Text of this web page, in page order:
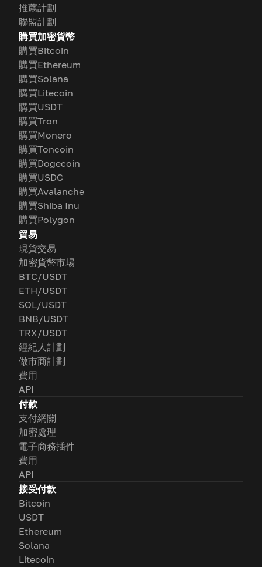
推薦計劃
聯盟計劃
購買加密貨幣
購買Bitcoin
購買Ethereum
購買Solana
購買Litecoin
購買USDT
購買Tron
購買Monero
購買Toncoin
購買Dogecoin
購買USDC
購買Avalanche
購買Shiba Inu
購買Polygon
貿易
現貨交易
加密貨幣市場
BTC/USDT
ETH/USDT
SOL/USDT
BNB/USDT
TRX/USDT
經紀人計劃
做市商計劃
費用
API
付款
支付網關
加密處理
電子商務插件
費用
API
接受付款
Bitcoin
USDT
Ethereum
Solana
Litecoin